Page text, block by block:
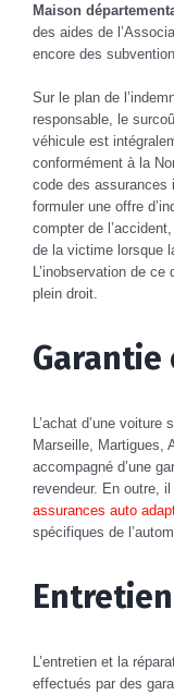
Maison
des aides de
encore des
Sur le plan de
responsable, le
véhicule est
conformément à la
code des assurances
formuler une offre
compter de
de la victime lorsque
L’inobservation de
plein droit.
Garantie
L’achat d’une voiture
Marseille, Martigues,
accompagné d’une
revendeur. En outre,
assurances auto
spécifiques de
L’entretien et la
effectués par des